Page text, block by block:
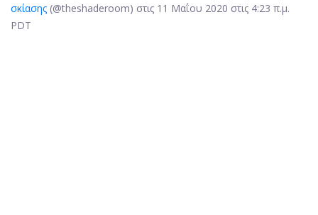
σκίασης (@theshaderoom) στις 11 Μαΐου 2020 στις 4:23 π.μ.
PDT